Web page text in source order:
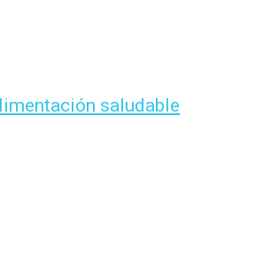
saludable